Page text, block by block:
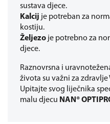
sustava djece.
Kalcij je potreban za
kostiju.
Željezo je potrebno za
djece.
Raznovrsna i
života su važni za zdravlje
Upitajte svog liječnika
malu djecu NAN®